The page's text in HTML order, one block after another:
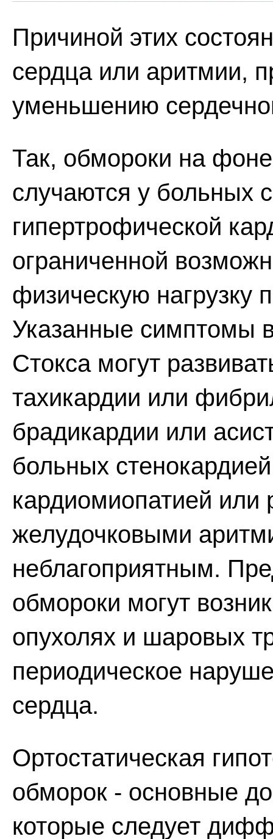
Причиной этих
сердца или аритмии,
уменьшению
Так, обмороки на
случаются у больных
гипертрофической
ограниченной
физическую нагрузку
Указанные симптомы
Стокса могут
тахикардии или
брадикардии или
больных
кардиомиопатией
желудочковыми
неблагоприятным.
обмороки могут
опухолях и шаровых
периодическое
сердца.
Ортостатическая
обморок - основные
которые следует